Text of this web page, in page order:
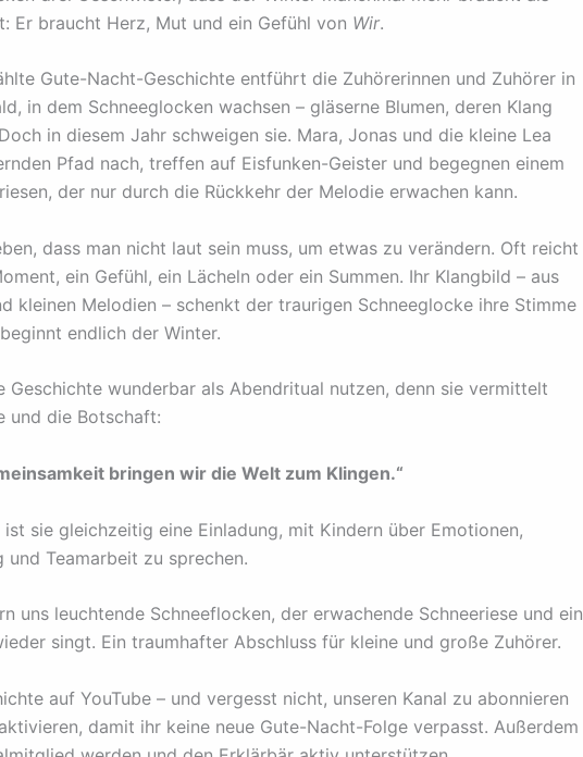
Er braucht Herz, Mut und ein Gefühl von Wir.
Gute-Nacht-Geschichte entführt die Zuhörerinnen und Zuhörer in
in dem Schneeglocken wachsen – gläserne Blumen, deren Klang
in diesem Jahr schweigen sie. Mara, Jonas und die kleine Lea
Pfad nach, treffen auf Eisfunken-Geister und begegnen einem
der nur durch die Rückkehr der Melodie erwachen kann.
dass man nicht laut sein muss, um etwas zu verändern. Oft reicht
ein Gefühl, ein Lächeln oder ein Summen. Ihr Klangbild – aus
kleinen Melodien – schenkt der traurigen Schneeglocke ihre Stimme
endlich der Winter.
Geschichte wunderbar als Abendritual nutzen, denn sie vermittelt
und die Botschaft:
bringen wir die Welt zum Klingen.“
ist sie gleichzeitig eine Einladung, mit Kindern über Emotionen,
und Teamarbeit zu sprechen.
uns leuchtende Schneeflocken, der erwachende Schneeriese und ein
singt. Ein traumhafter Abschluss für kleine und große Zuhörer.
auf YouTube – und vergesst nicht, unseren Kanal zu abonnieren
damit ihr keine neue Gute-Nacht-Folge verpasst. Außerdem